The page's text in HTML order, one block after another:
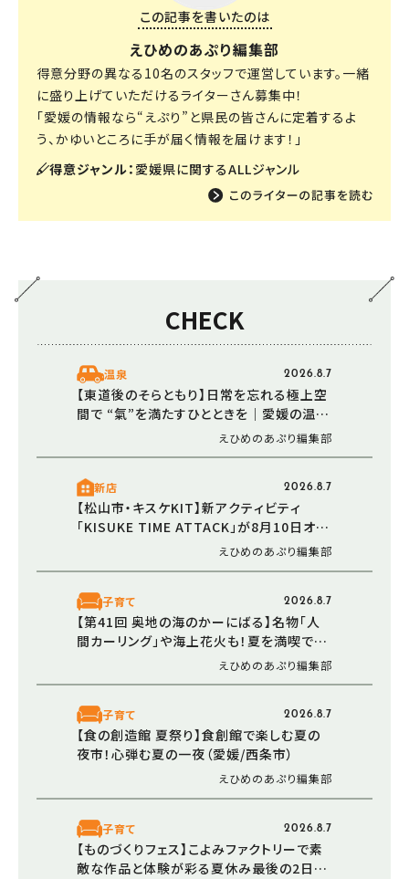
この記事を書いたのは
えひめのあぷり編集部
得意分野の異なる10名のスタッフで運営しています。一緒
に盛り上げていただけるライターさん募集中！
「愛媛の情報なら“えぷり”と県民の皆さんに定着するよ
う、かゆいところに手が届く情報を届けます！」
得意ジャンル： 愛媛県に関するALLジャンル
CHECK
温泉 2026.8.7
【東道後のそらともり】日常を忘れる極上空
間で “氣”を満たすひとときを｜愛媛の温泉
えひめのあぷり編集部
新店 2026.8.7
【松山市・キスケKIT】新アクティビティ
「KISUKE TIME ATTACK」が8月10日オー
プン！ 走る・登る・くぐる――全身で障害物に挑
えひめのあぷり編集部
子育て 2026.8.7
【第41回 奥地の海のかーにばる】名物「人
間カーリング」や海上花火も！夏を満喫でき
る恒例イベント（愛媛/西予市）えひめのあぷり編集部
子育て 2026.8.7
【食の創造館 夏祭り】食創館で楽しむ夏の
夜市！心弾む夏の一夜（愛媛/西条市）
えひめのあぷり編集部
子育て 2026.8.7
【ものづくりフェス】こよみファクトリーで素
敵な作品と体験が彩る夏休み最後の2日間